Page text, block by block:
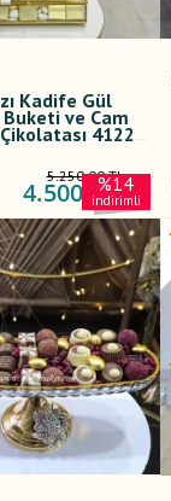
Kadife Gül
ve Cam
4122
5.250,00 TL
4.500,00 TL
%14
indirimli